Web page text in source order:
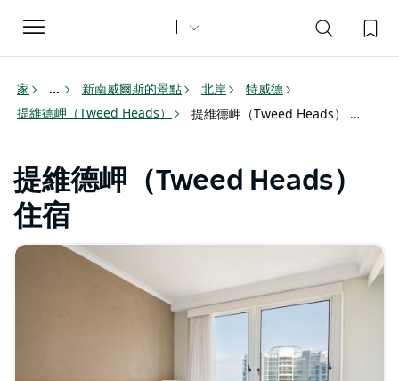
Toggle
navigation
家 ... 新南威爾斯的景點 北岸
特威德
提維德岬（Tweed Heads）
提維德岬（Tweed Heads） 住宿
提維德岬（Tweed Heads）
住宿